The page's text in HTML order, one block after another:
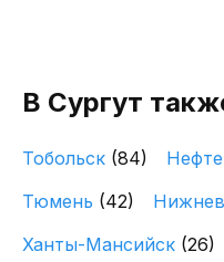
В Сургут
Тобольск (84)
Тюмень (42)
Ханты-Мансийск (26)